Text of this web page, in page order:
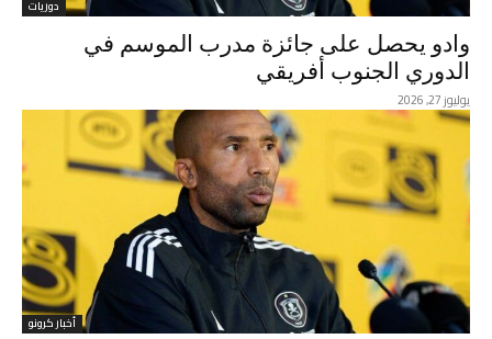
دوريات
وادو يحصل على جائزة مدرب الموسم في
الدوري الجنوب أفريقي
يوليوز 27, 2026
أخبار كرونو